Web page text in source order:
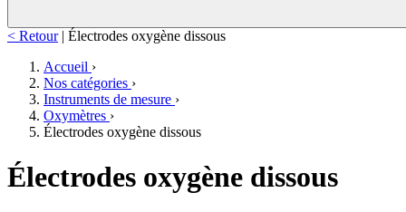
< Retour | Électrodes oxygène dissous
Accueil ›
Nos catégories ›
Instruments de mesure ›
Oxymètres ›
Électrodes oxygène dissous
Électrodes oxygène dissous